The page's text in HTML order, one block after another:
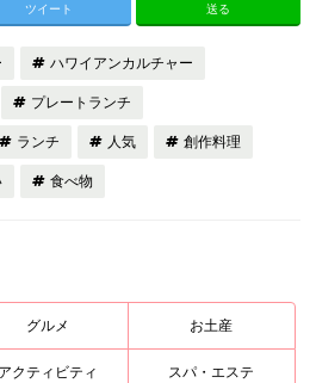
ツイート 送る
ハワイアンカルチャー
プレートランチ
ランチ 人気 創作料理
食べ物
グルメ お土産
アクティビティ スパ・エステ